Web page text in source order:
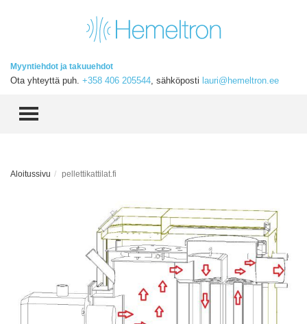
Myyntiehdot ja takuuehdot
Ota yhteyttä puh. +358 406 205544, sähköposti lauri@hemeltron.ee
TOGGLE MENU
Aloitussivu pellettikattilat.fi